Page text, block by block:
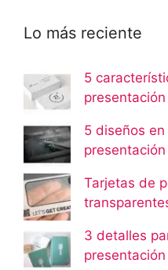
Lo más reciente
5
5 diseños
Tarjetas de
3 detalles